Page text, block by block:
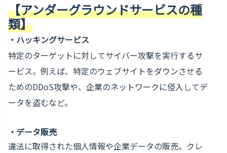
【アンダーグラウンドサービスの種
類】
・ ハッキングサービス
特定のターゲットに対してサイバー攻撃を実行するサ
ービス。例えば、特定のウェブサイトをダウンさせる
ためのDDoS攻撃や、企業のネットワークに侵入してデ
ータを盗むなど。
・ データ販売
違法に取得された個人情報や企業データの販売。クレ